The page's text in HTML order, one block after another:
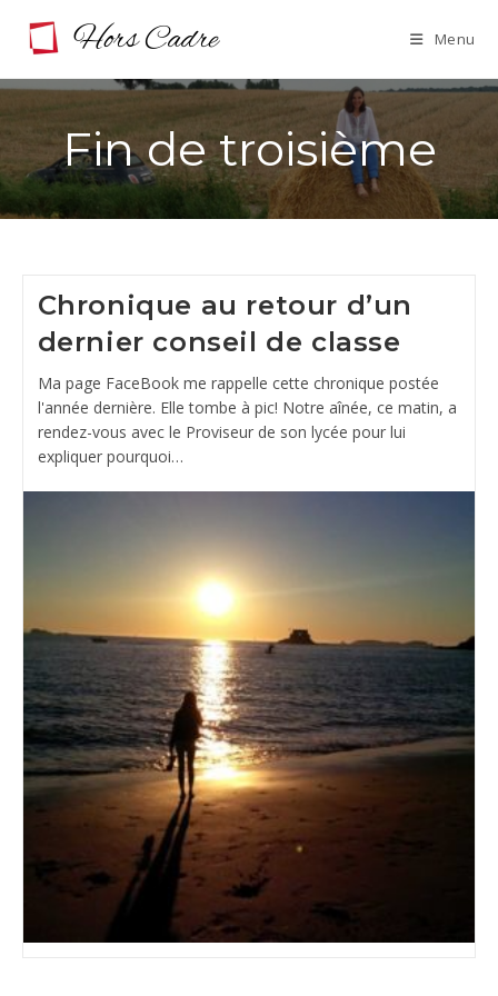
Menu
Fin de troisième
Chronique au retour d’un
dernier conseil de classe
Ma page FaceBook me rappelle cette chronique postée
l'année dernière. Elle tombe à pic! Notre aînée, ce matin, a
rendez-vous avec le Proviseur de son lycée pour lui
expliquer pourquoi…